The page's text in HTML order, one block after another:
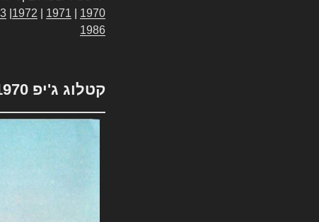
1970
1971
1972
1986
קטלוג ג'יפ 1970